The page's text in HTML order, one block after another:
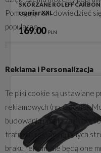
SKÓRZANE ROLEFF CARBON
rozmiar XXL
169.00 PLN
Pomagają nam dowiedzieć
popularne.
Reklama i Personalizacja
Te pliki cookie są ustawiane
reklamowych (np. Google).
budowania profilu
trafnych reklam na innych
braku reklam, ale będą one